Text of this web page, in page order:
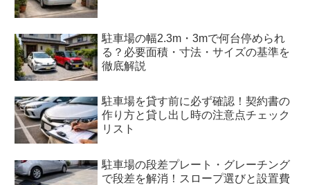
駐車場の幅2.3m・3mで何台停められ
る？必要面積・寸法・サイズの基準を
徹底解説
駐車場を貸す前に必ず確認！契約書の
作り方と貸し出し時の注意点チェック
リスト
駐車場の段差プレート・グレーチング
で段差を解消！スロープ選びと設置費